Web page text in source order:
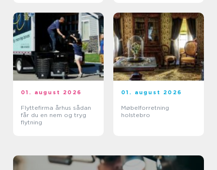
01. august 2026
Flyttefirma århus sådan
får du en nem og tryg
flytning
01. august 2026
Møbelforretning
holstebro